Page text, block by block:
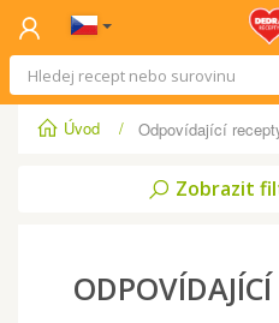
Úvod / Odpovídající
Zobrazit
ODPOVÍDAJÍCÍ